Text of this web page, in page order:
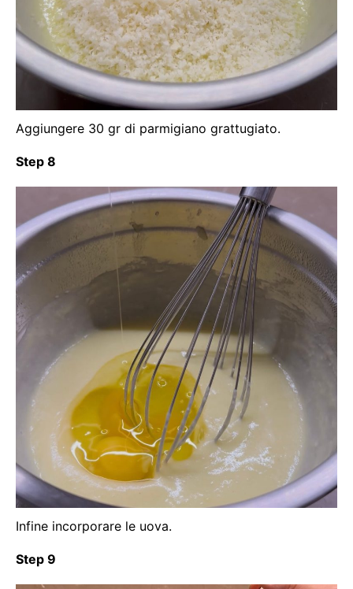
Aggiungere 30 gr di parmigiano grattugiato.
Step 8
Infine incorporare le uova.
Step 9